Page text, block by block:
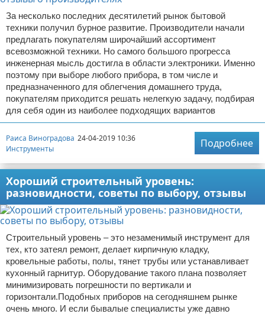
За несколько последних десятилетий рынок бытовой
техники получил бурное развитие. Производители начали
предлагать покупателям широчайший ассортимент
всевозможной техники. Но самого большого прогресса
инженерная мысль достигла в области электроники. Именно
поэтому при выборе любого прибора, в том числе и
предназначенного для облегчения домашнего труда,
покупателям приходится решать нелегкую задачу, подбирая
для себя один из наиболее подходящих вариантов
Раиса Виноградова 24-04-2019 10:36
Инструменты
Подробнее
Хороший строительный уровень:
разновидности, советы по выбору, отзывы
Строительный уровень – это незаменимый инструмент для
тех, кто затеял ремонт, делает кирпичную кладку,
кровельные работы, полы, тянет трубы или устанавливает
кухонный гарнитур. Оборудование такого плана позволяет
минимизировать погрешности по вертикали и
горизонтали.Подобных приборов на сегодняшнем рынке
очень много. И если бывалые специалисты уже давно